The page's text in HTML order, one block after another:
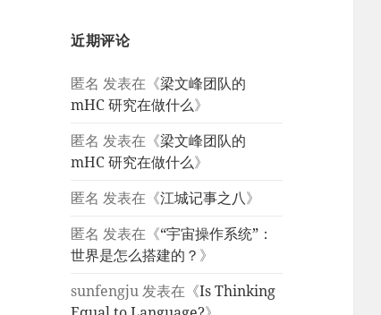
近期评论
匿名 发表在《梁文峰团队的
mHC 研究在做什么》
匿名 发表在《梁文峰团队的
mHC 研究在做什么》
匿名 发表在《江城记事之八》
匿名 发表在《“宇宙操作系统”：
世界是怎么搭建的？ 》
sunfengju发表在《Is Thinking